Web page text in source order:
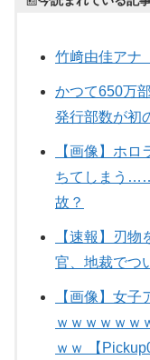
竹﨑由佳アナ
かつて650万
発行部数が初
【画像】ホ
ちてしまう
故？
【速報】刃
官、地裁でつ
【画像】女
ｗｗｗｗｗｗ
ｗｗ 【